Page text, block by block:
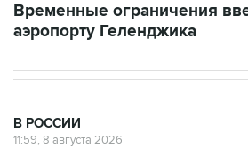
Временные ограничения
аэропорту Геленджика
В РОССИИ
11:59, 8 августа 2026